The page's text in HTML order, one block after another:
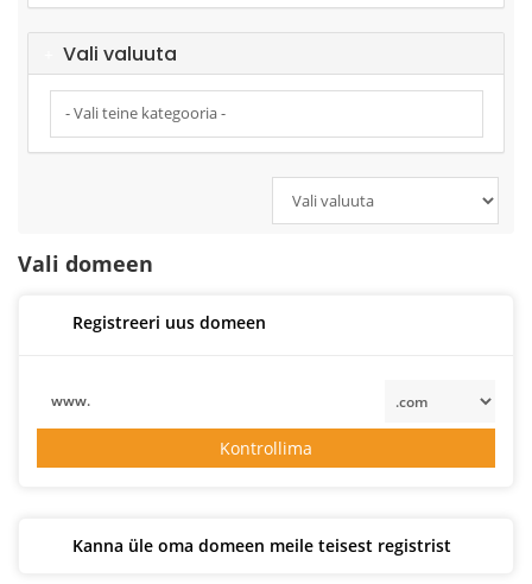
Vali valuuta
Vali domeen
Registreeri uus domeen
www.
Kontrollima
Kanna üle oma domeen meile teisest registrist